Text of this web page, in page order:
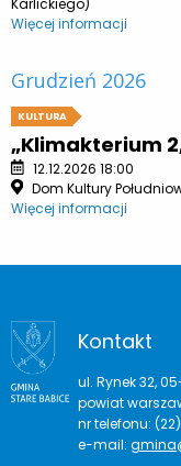
Więcej informacji
Grudzień 2026
KULTURA
„Klimakterium
12.12.2026 18:00
Dom Kultury
Więcej informacji
Kontakt
ul. Rynek 32,
powiat
nr telefonu:
e-mail: